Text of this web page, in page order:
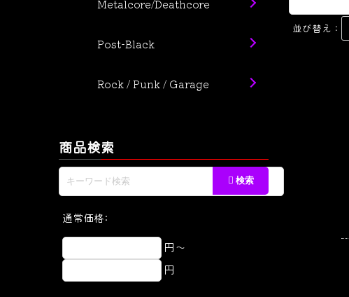
並び替え：
Metalcore/Deathcore
Post-Black
Rock / Punk / Garage
商品検索
通常価格:
円～
円